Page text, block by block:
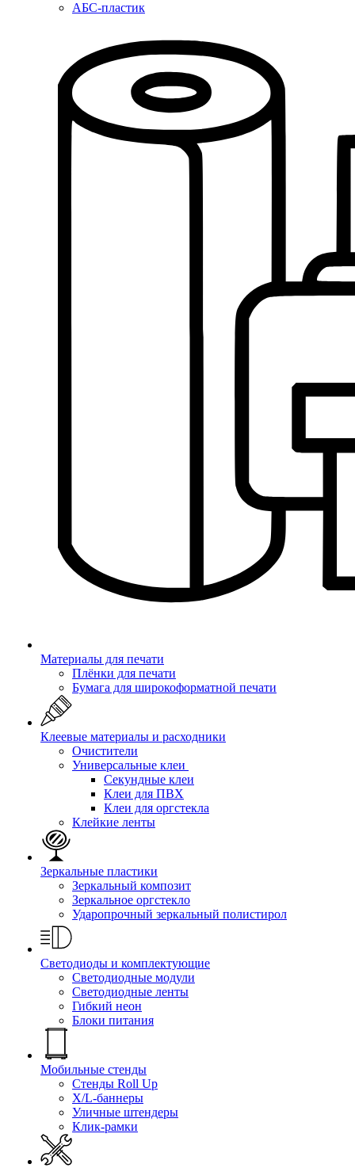
АБС-пластик
Материалы для печати
Плёнки для печати
Бумага для широкоформатной печати
Клеевые материалы и расходники
Очистители
Универсальные клеи
Секундные клеи
Клеи для ПВХ
Клеи для оргстекла
Клейкие ленты
Зеркальные пластики
Зеркальный композит
Зеркальное оргстекло
Ударопрочный зеркальный полистирол
Светодиоды и комплектующие
Светодиодные модули
Светодиодные ленты
Гибкий неон
Блоки питания
Мобильные стенды
Стенды Roll Up
X/L-баннеры
Уличные штендеры
Клик-рамки